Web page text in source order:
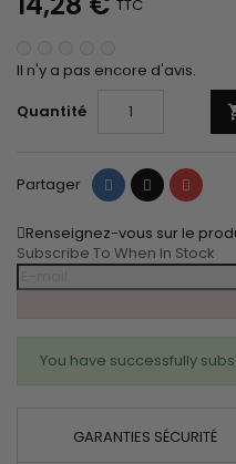
TTC
Il n'y a pas encore d'avis.
Quantité
Partager PartagerTweet
Renseignez-vous sur le
Subscribe To When In Stock
You have successfully
GARANTIES SÉCURITÉ